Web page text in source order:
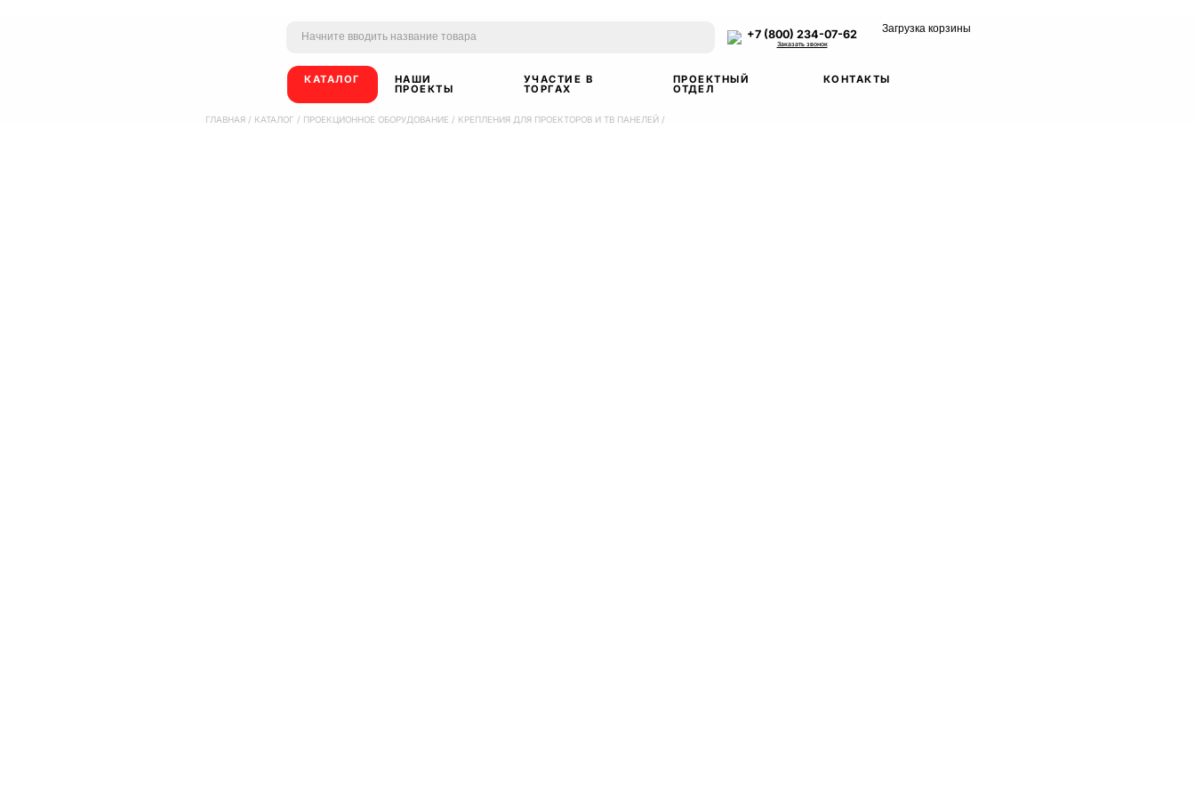
+7 (800) 234-07-62
Заказать звонок
Загрузка корзины
КАТАЛОГ НАШИ
ПРОЕКТЫ
УЧАСТИЕ В
ТОРГАХ
ПРОЕКТНЫЙ
ОТДЕЛ
КОНТАКТЫ
ГЛАВНАЯ / КАТАЛОГ / ПРОЕКЦИОННОЕ ОБОРУДОВАНИЕ / КРЕПЛЕНИЯ ДЛЯ ПРОЕКТОРОВ И ТВ ПАНЕЛЕЙ /